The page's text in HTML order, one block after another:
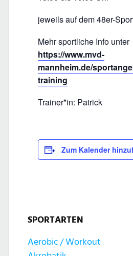
jeweils auf dem 48er-
Mehr sportliche Info unter
https://www.mvd-
mannheim.de/
training
Trainer*in: Patrick
Zum Kalender
SPORTARTEN
Aerobic / Workout